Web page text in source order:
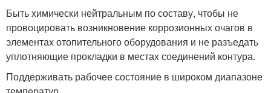
Быть химически нейтральным по составу, чтобы не
провоцировать возникновение коррозионных очагов в
элементах отопительного оборудования и не разъедать
уплотняющие прокладки в местах соединений контура.
Поддерживать рабочее состояние в широком диапазоне